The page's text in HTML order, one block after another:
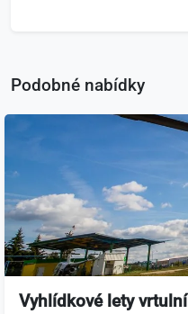
Podobné nabídky
Vyhlídkové lety